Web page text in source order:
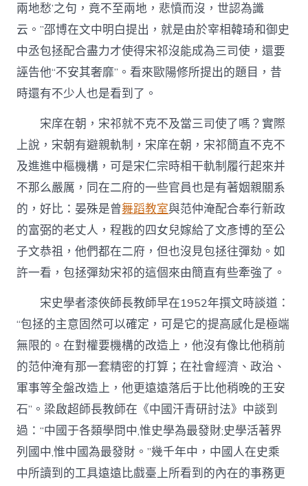
兩地愁’之句，竟不至兩地，悲憤而沒，世認為讖
云。”邵博在文中明白提出，就是由於宰相韓琦和御史
中丞包拯配合盡力才使得宋祁沒能成為三司使，還要
誣告他“不安其奢靡”。看來歐陽修所提出的題目，昔
時還有不少人也是看到了。
宋庠在朝，宋祁就不克不及當三司使了嗎？實際
上說，宋朝有避親軌制，宋庠在朝，宋祁簡直不克不
及進進中樞機構，可是宋仁宗時相干軌制履行起來并
不那么嚴厲，同在二府的一些官員也是有著姻親關系
的，好比：晏殊是曾舞蹈教室與范仲淹配合奉行新政
的富弼的老丈人，程戡的四女兒嫁給了文彥博的至公
子文恭祖，他們都在二府，但也沒見包拯往彈劾。如
許一看，包拯彈劾宋祁的這個來由簡直有些牽強了。
宋史學者漆俠師長教師早在1952年撰文時談道：
“包拯的主意固然可以確定，可是它的提高感化是極端
無限的。在對權要機構的改造上，他沒有像比他稍前
的范仲淹有那一套精密的打算；在社會經濟、政治、
軍事等全盤改造上，他更遠遠落后于比他稍晚的王安
石”。梁啟超師長教師在《中國汗青研討法》中談到
過：“中國于各類學問中,惟史學為最發財;史學活著界
列國中,惟中國為最發財。”幾千年中，中國人在史乘
中所讀到的工具遠遠比戲臺上所看到的內在的事務更